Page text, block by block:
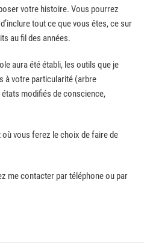
votre histoire. Vous pourrez
tout ce que vous êtes, ce sur
au fil des années.
aura été établi, les outils que je
à votre particularité (arbre
modifiés de conscience,
vous ferez le choix de faire de
me contacter par téléphone ou par